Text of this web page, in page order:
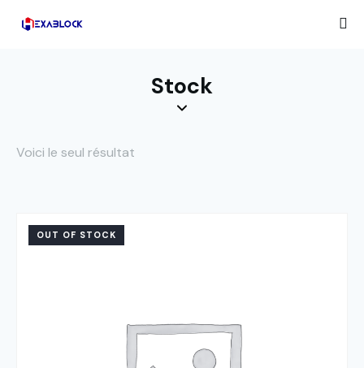
Stock
Voici le seul résultat
OUT OF STOCK